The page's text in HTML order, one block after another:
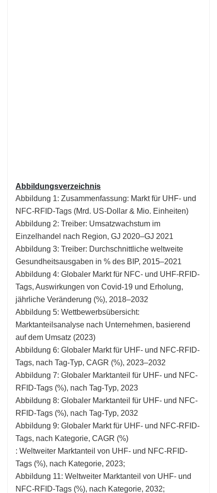
Abbildungsverzeichnis
Abbildung 1: Zusammenfassung: Markt für UHF- und
NFC-RFID-Tags (Mrd. US-Dollar & Mio. Einheiten)
Abbildung 2: Treiber: Umsatzwachstum im
Einzelhandel nach Region, GJ 2020–GJ 2021
Abbildung 3: Treiber: Durchschnittliche weltweite
Gesundheitsausgaben in % des BIP, 2015–2021
Abbildung 4: Globaler Markt für NFC- und UHF-RFID-
Tags, Auswirkungen von Covid-19 und Erholung,
jährliche Veränderung (%), 2018–2032
Abbildung 5: Wettbewerbsübersicht:
Marktanteilsanalyse nach Unternehmen, basierend
auf dem Umsatz (2023)
Abbildung 6: Globaler Markt für UHF- und NFC-RFID-
Tags, nach Tag-Typ, CAGR (%), 2023–2032
Abbildung 7: Globaler Marktanteil für UHF- und NFC-
RFID-Tags (%), nach Tag-Typ, 2023
Abbildung 8: Globaler Marktanteil für UHF- und NFC-
RFID-Tags (%), nach Tag-Typ, 2032
Abbildung 9: Globaler Markt für UHF- und NFC-RFID-
Tags, nach Kategorie, CAGR (%)
: Weltweiter Marktanteil von UHF- und NFC-RFID-
Tags (%), nach Kategorie, 2023;
Abbildung 11: Weltweiter Marktanteil von UHF- und
NFC-RFID-Tags (%), nach Kategorie, 2032;